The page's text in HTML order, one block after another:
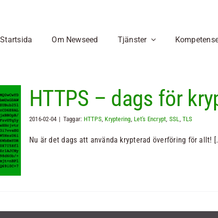
Startsida Om Newseed Tjänster
E-handelstjänster,
bokningsprogram,
mm
Läs mer
Vill du skapa en app? Vi
hjälper dig med en
kostnadseffektiv
Läs mer
Mistral-AI
Våra språkval
React Native
Node.JS
HTTPS – dags för
2016-02-04 | Taggar: HTTPS, Kryptering, Let's Encrypt, SSL, TLS
Nu är det dags att använda krypterad överföring för allt!